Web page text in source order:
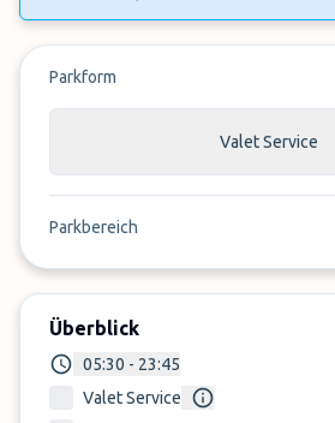
Parkform
Valet Service
Parkbereich
Überblick
05:30 - 23:45
Valet Service